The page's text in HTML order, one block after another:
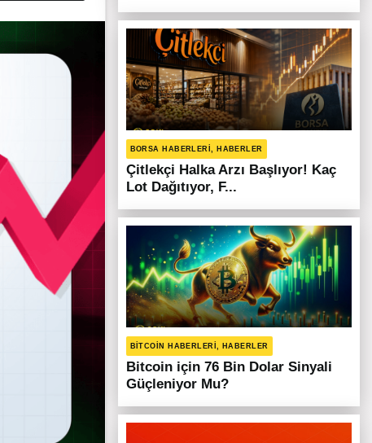
BORSA HABERLERI, HABERLER
Çitlekçi Halka Arzı Başlıyor! Kaç
Lot Dağıtıyor, F...
BITCOIN HABERLERI, HABERLER
Bitcoin için 76 Bin Dolar Sinyali
Güçleniyor Mu?